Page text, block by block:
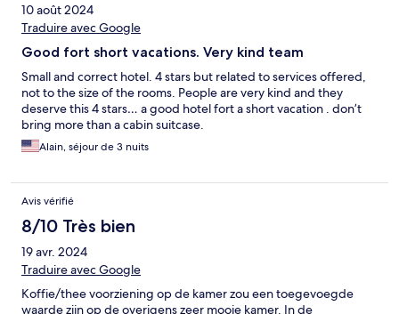
10 août 2024
Traduire avec Google
Good fort short vacations. Very kind team
Small and correct hotel. 4 stars but related to services offered,
not to the size of the rooms. People are very kind and they
deserve this 4 stars… a good hotel fort a short vacation . don’t
bring more than a cabin suitcase.
Alain, séjour de 3 nuits
Avis vérifié
8/10 Très bien
19 avr. 2024
Traduire avec Google
Koffie/thee voorziening op de kamer zou een toegevoegde
waarde zijn op de overigens zeer mooie kamer. In de